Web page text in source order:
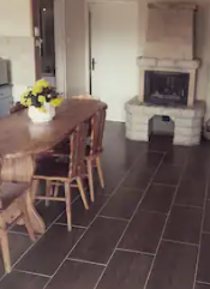
sur la base de 277